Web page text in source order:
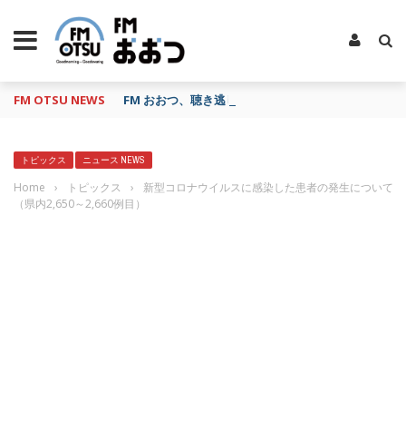
FM OTSU NEWS FM おおつ、聴き逃し番組配信サービス「shelfs」
トピックス ニュース NEWS
Home › トピックス ›
新型コロナウイルスに感染した患者の発生について
（県内2,650～2,660例目）